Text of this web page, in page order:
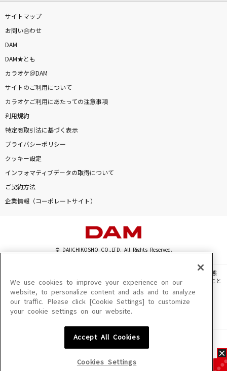
サイトマップ
お問い合わせ
DAM
DAM★とも
カラオケ＠DAM
サイトのご利用について
カラオケご利用にあたっての注意事項
利用規約
特定商取引法に基づく表示
プライバシーポリシー
クッキー設定
インフォマティブデータの取得について
ご契約方法
企業情報（コーポレートサイト）
© DAIICHIKOSHO CO.,LTD. All Rights Reserved.
このサイトに掲載されている一切の文章・画像・写真・動画・音声等を、手段や形態
を問わず、著作権法の定める範囲を超えて無断で複製、転載、ファイル化などすること
を禁じます。
楽曲及びコンテンツは、機種によりご利用いただけない場合があります。
楽曲及びコンテンツの配信日、配信内容が変更になる場合があります。
We use cookies to improve your experience on our
website, to personalize content and ads and to analyze
our traffic. Please click [Cookie Settings] to customize
your cookie settings on our website.
Accept All Cookies
Cookies Settings